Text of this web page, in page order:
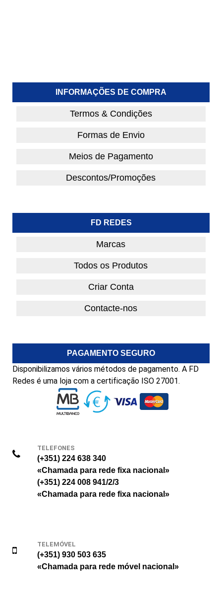
INFORMAÇÕES DE COMPRA
Termos & Condições
Formas de Envio
Meios de Pagamento
Descontos/Promoções
FD REDES
Marcas
Todos os Produtos
Criar Conta
Contacte-nos
PAGAMENTO SEGURO
Disponibilizamos vários métodos de pagamento. A FD
Redes é uma loja com a certificação ISO 27001.
TELEFONES
(+351) 224 638 340
«Chamada para rede fixa nacional»
(+351) 224 008 941/2/3
«Chamada para rede fixa nacional»
TELEMÓVEL
(+351) 930 503 635
«Chamada para rede móvel nacional»